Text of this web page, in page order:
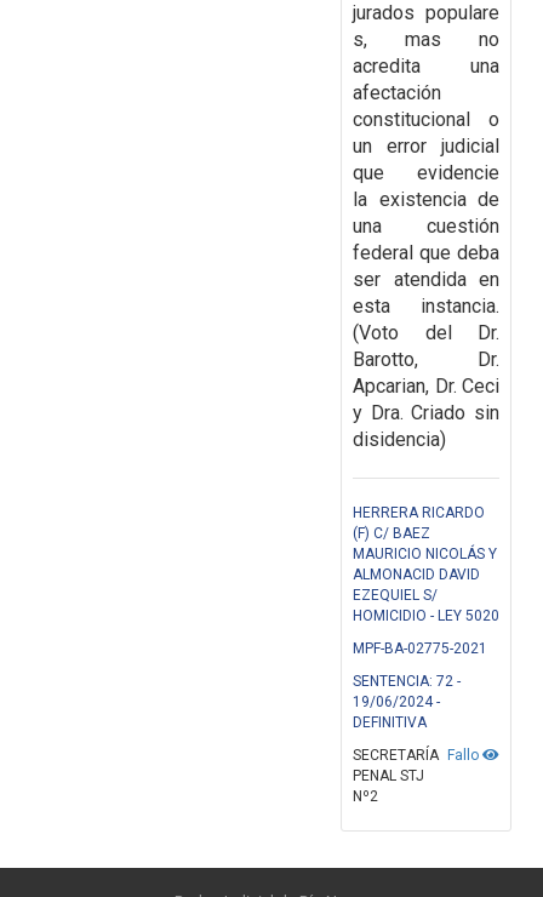
jurados populare
s, mas no
acredita una
afectación
constitucional o
un error judicial
que evidencie
la existencia de
una cuestión
federal que deba
ser atendida en
esta instancia.
(Voto del Dr.
Barotto, Dr.
Apcarian, Dr. Ceci
y Dra. Criado sin
disidencia)
HERRERA RICARDO
(F) C/ BAEZ
MAURICIO NICOLÁS Y
ALMONACID DAVID
EZEQUIEL S/
HOMICIDIO - LEY 5020
MPF-BA-02775-2021
SENTENCIA: 72 -
19/06/2024 -
DEFINITIVA
Fallo
SECRETARÍA
PENAL STJ
Nº2